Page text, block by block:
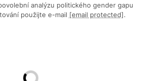
analýzu politického gender gapu
použijte e-mail [email protected].